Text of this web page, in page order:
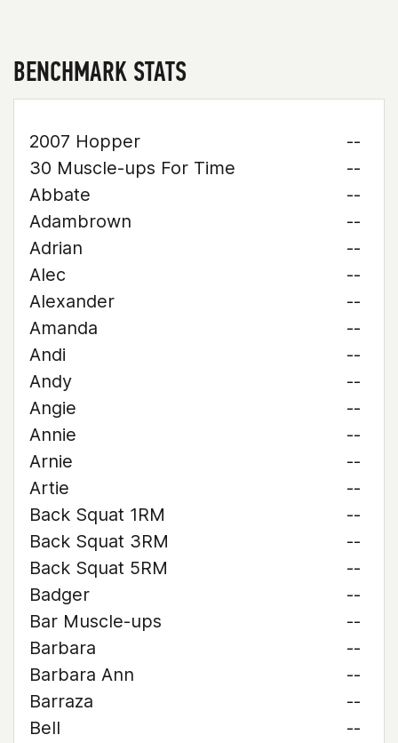
BENCHMARK STATS
2007 Hopper
--
30 Muscle-ups For Time
--
Abbate
--
Adambrown
--
Adrian
--
Alec
--
Alexander
--
Amanda
--
Andi
--
Andy
--
Angie
--
Annie
--
Arnie
--
Artie
--
Back Squat 1RM
--
Back Squat 3RM
--
Back Squat 5RM
--
Badger
--
Bar Muscle-ups
--
Barbara
--
Barbara Ann
--
Barraza
--
Bell
--